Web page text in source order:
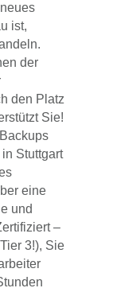
ist,
der
den Platz
Sie!
Stuttgart
eine
und
–
3!), Sie